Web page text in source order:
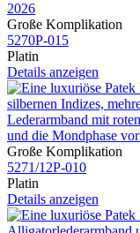
2026
Große Komplikation
5270P​-015
Platin
Details anzeigen
Große Komplikation
5271​/12P​-010
Platin
Details anzeigen